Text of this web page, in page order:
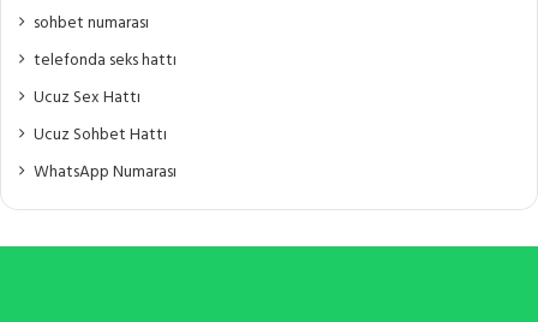
sohbet numarası
telefonda seks hattı
Ucuz Sex Hattı
Ucuz Sohbet Hattı
WhatsApp Numarası